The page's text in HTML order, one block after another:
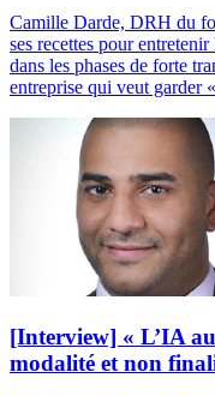
Camille Darde, DRH du
ses recettes pour
dans les phases de forte
entreprise qui veut garder
[Interview] « L’IA
modalité et non